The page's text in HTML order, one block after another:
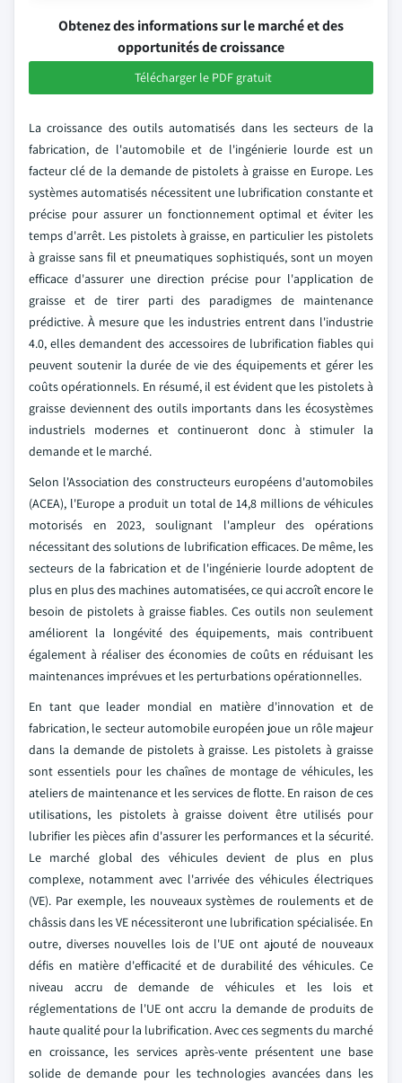
Obtenez des informations sur le marché et des
opportunités de croissance
Télécharger le PDF gratuit
La croissance des outils automatisés dans les secteurs de la
fabrication, de l'automobile et de l'ingénierie lourde est un
facteur clé de la demande de pistolets à graisse en Europe. Les
systèmes automatisés nécessitent une lubrification constante et
précise pour assurer un fonctionnement optimal et éviter les
temps d'arrêt. Les pistolets à graisse, en particulier les pistolets
à graisse sans fil et pneumatiques sophistiqués, sont un moyen
efficace d'assurer une direction précise pour l'application de
graisse et de tirer parti des paradigmes de maintenance
prédictive. À mesure que les industries entrent dans l'industrie
4.0, elles demandent des accessoires de lubrification fiables qui
peuvent soutenir la durée de vie des équipements et gérer les
coûts opérationnels. En résumé, il est évident que les pistolets à
graisse deviennent des outils importants dans les écosystèmes
industriels modernes et continueront donc à stimuler la
demande et le marché.
Selon l'Association des constructeurs européens d'automobiles
(ACEA), l'Europe a produit un total de 14,8 millions de véhicules
motorisés en 2023, soulignant l'ampleur des opérations
nécessitant des solutions de lubrification efficaces. De même, les
secteurs de la fabrication et de l'ingénierie lourde adoptent de
plus en plus des machines automatisées, ce qui accroît encore le
besoin de pistolets à graisse fiables. Ces outils non seulement
améliorent la longévité des équipements, mais contribuent
également à réaliser des économies de coûts en réduisant les
maintenances imprévues et les perturbations opérationnelles.
En tant que leader mondial en matière d'innovation et de
fabrication, le secteur automobile européen joue un rôle majeur
dans la demande de pistolets à graisse. Les pistolets à graisse
sont essentiels pour les chaînes de montage de véhicules, les
ateliers de maintenance et les services de flotte. En raison de ces
utilisations, les pistolets à graisse doivent être utilisés pour
lubrifier les pièces afin d'assurer les performances et la sécurité.
Le marché global des véhicules devient de plus en plus
complexe, notamment avec l'arrivée des véhicules électriques
(VE). Par exemple, les nouveaux systèmes de roulements et de
châssis dans les VE nécessiteront une lubrification spécialisée. En
outre, diverses nouvelles lois de l'UE ont ajouté de nouveaux
défis en matière d'efficacité et de durabilité des véhicules. Ce
niveau accru de demande de véhicules et les lois et
réglementations de l'UE ont accru la demande de produits de
haute qualité pour la lubrification. Avec ces segments du marché
en croissance, les services après-vente présentent une base
solide de demande pour les technologies avancées dans les